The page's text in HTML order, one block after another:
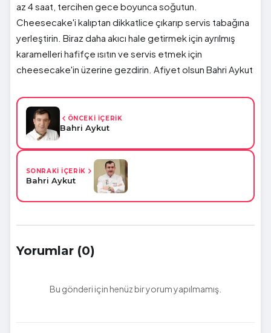
az 4 saat, tercihen gece boyunca soğutun.
Cheesecake'i kalıptan dikkatlice çıkarıp servis tabağına
yerleştirin. Biraz daha akıcı hale getirmek için ayrılmış
karamelleri hafifçe ısıtın ve servis etmek için
cheesecake'in üzerine gezdirin. Afiyet olsun Bahri Aykut
ÖNCEKİ İÇERİK
Bahri Aykut
SONRAKİ İÇERİK
Bahri Aykut
Yorumlar (0)
Bu gönderi için henüz bir yorum yapılmamış.